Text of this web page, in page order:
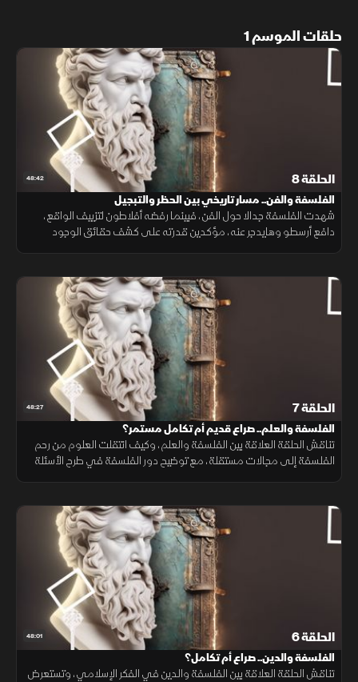
حلقات الموسم 1
48:42 الحلقة 8
الفلسفة والفن.. مسار تاريخي بين الحظر والتبجيل
شهدت الفلسفة جدالا حول الفن، فبينما رفضه أفلاطون لتزييف الواقع،
دافع أرسطو وهايدجر عنه، مؤكدين قدرته على كشف حقائق الوجود
48:27 الحلقة 7
الفلسفة والعلم.. صراع قديم أم تكامل مستمر؟
تناقش الحلقة العلاقة بين الفلسفة والعلم، وكيف انتقلت العلوم من رحم
الفلسفة إلى مجالات مستقلة، مع توضيح دور الفلسفة في طرح الأسئلة
48:01 الحلقة 6
الفلسفة والدين.. صراع أم تكامل؟
تناقش الحلقة العلاقة بين الفلسفة والدين في الفكر الإسلامي، وتستعرض